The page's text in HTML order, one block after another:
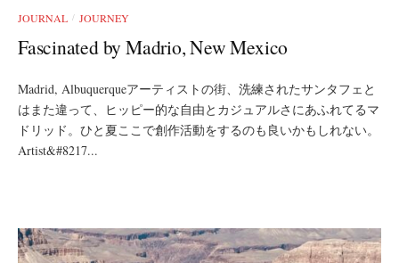
JOURNAL / JOURNEY
Fascinated by Madrio, New Mexico
Madrid, Albuquerqueアーティストの街、洗練されたサンタフェと
はまた違って、ヒッピー的な自由とカジュアルさにあふれてるマ
ドリッド。ひと夏ここで創作活動をするのも良いかもしれない。
Artist&#8217...